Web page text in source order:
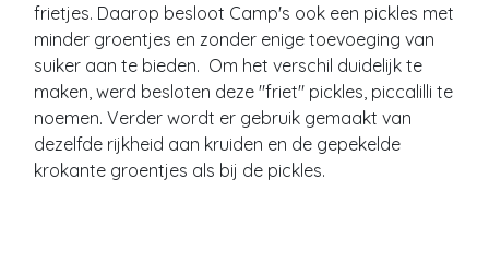
frietjes. Daarop besloot Camp's ook een pickles met
minder groentjes en zonder enige toevoeging van
suiker aan te bieden. Om het verschil duidelijk te
maken, werd besloten deze "friet" pickles, piccalilli te
noemen. Verder wordt er gebruik gemaakt van
dezelfde rijkheid aan kruiden en de gepekelde
krokante groentjes als bij de pickles.